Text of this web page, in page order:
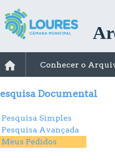
Conhecer o
Documental
Pesquisa Simples
Pesquisa Avançada
Meus Pedidos